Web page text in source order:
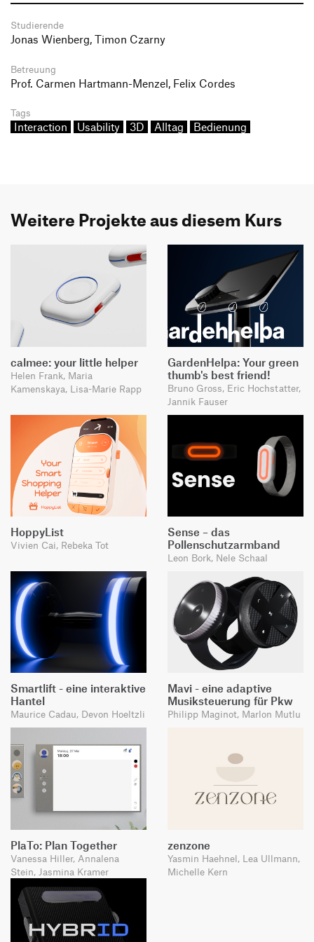
Studierende
Jonas Wienberg, Timon Czarny
Betreuung
Prof. Carmen Hartmann-Menzel, Felix Cordes
Tags
Interaction Usability 3D Alltag Bedienung
Weitere Projekte aus diesem Kurs
calmee: your little helper
Helen Frank, Maria
Kamenskaya, Lisa-Marie Rapp
GardenHelpa: Your green
thumb's best friend!
Bruno Gross, Eric Hochstatter,
Jannik Fauser
HoppyList
Vivien Cai, Rebeka Tot
Sense – das
Pollenschutzarmband
Leon Bork, Nele Schaal
Smartlift - eine interaktive
Hantel
Maurice Cadau, Devon Hoeltzli
Mavi - eine adaptive
Musiksteuerung für Pkw
Philipp Maginot, Marlon Mutlu
PlaTo: Plan Together
Vanessa Hiller, Annalena
Stein, Jasmina Kramer
zenzone
Yasmin Haehnel, Lea Ullmann,
Michelle Kern